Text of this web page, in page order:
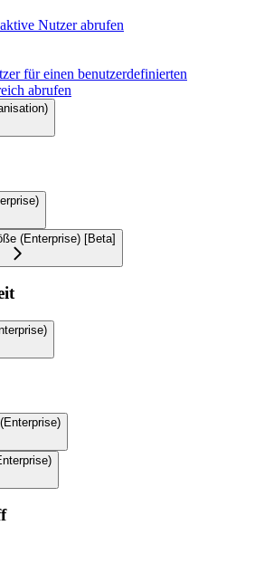
Nutzer abrufen
für einen benutzerdefinierten
abrufen
(Enterprise) [Beta]